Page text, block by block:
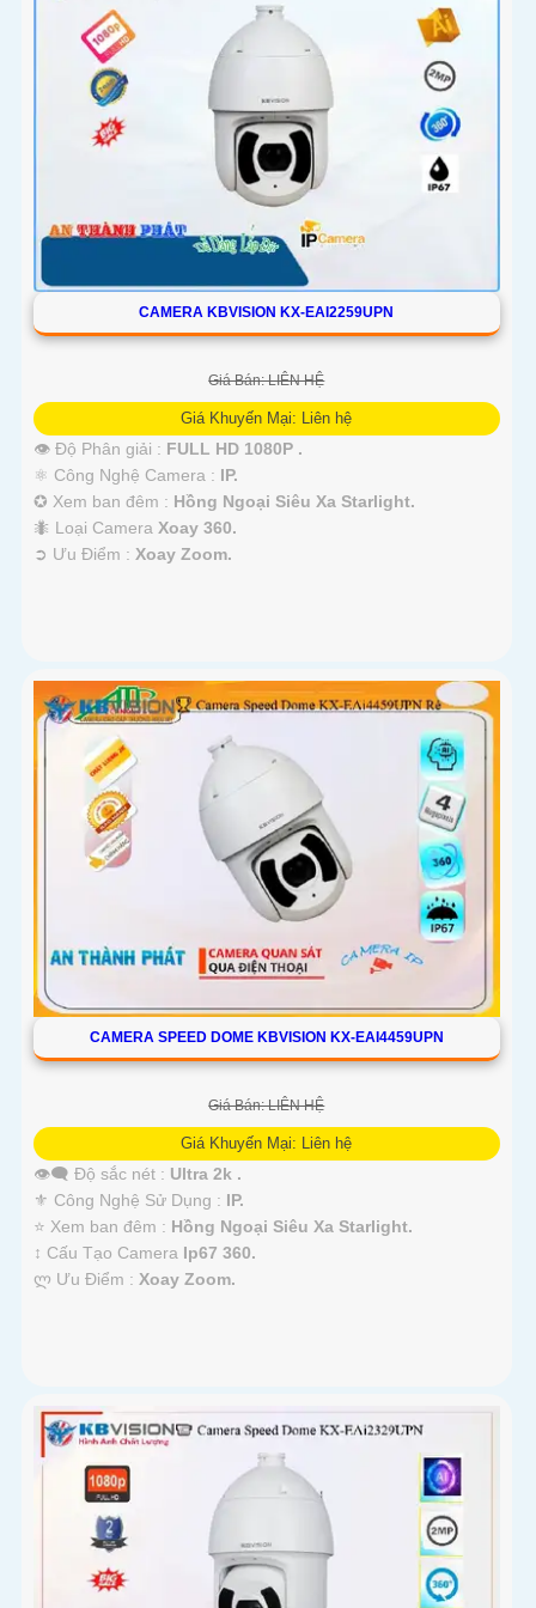
CAMERA KBVISION KX-EAI2259UPN
Giá Bán: LIÊN HỆ
Giá Khuyến Mại: Liên hệ
👁 Độ Phân giải : FULL HD 1080P .
⚛️ Công Nghệ Camera : IP.
✪ Xem ban đêm : Hồng Ngoại Siêu Xa Starlight.
🐜 Loại Camera Xoay 360.
️➲ Ưu Điểm : Xoay Zoom.
CAMERA SPEED DOME KBVISION KX-EAI4459UPN
Giá Bán: LIÊN HỆ
Giá Khuyến Mại: Liên hệ
👁️‍🗨 Độ sắc nét : Ultra 2k .
⚜️ Công Nghệ Sử Dụng : IP.
⭐ Xem ban đêm : Hồng Ngoại Siêu Xa Starlight.
↕️ Cấu Tạo Camera Ip67 360.
️ლ Ưu Điểm : Xoay Zoom.